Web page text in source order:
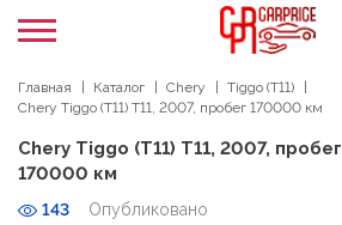
Главная Каталог Chery
Tiggo (T11)
Chery Tiggo (T11) T11, 2007, пробег 170000 км
Chery Tiggo (T11) T11, 2007, пробег
170000 км
143
Опубликовано